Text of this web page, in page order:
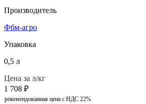
Производитель
Фбм-агро
Упаковка
0,5 л
Цена за л/кг
1 708 ₽
рекомендованная цена с НДС 22%